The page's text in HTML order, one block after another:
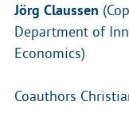
Jörg Claussen
Department of
Economics)
Coauthors